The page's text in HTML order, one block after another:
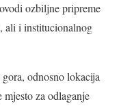
ozbiljne pripreme
ali i institucionalnog
odnosno lokacija
mjesto za odlaganje